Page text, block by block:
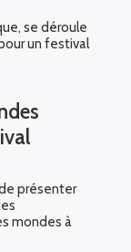
se déroule
un festival
présenter
mondes à